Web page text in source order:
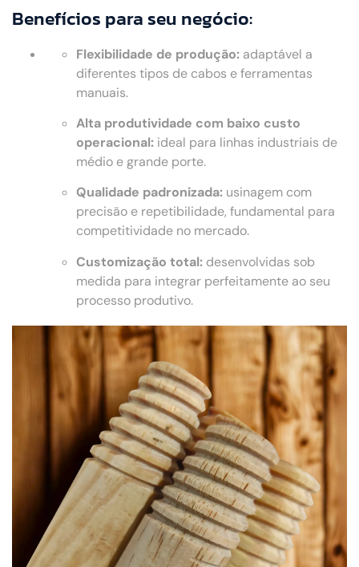
Benefícios para seu negócio:
Flexibilidade de produção: adaptável a
diferentes tipos de cabos e ferramentas
manuais.
Alta produtividade com baixo custo
operacional: ideal para linhas industriais de
médio e grande porte.
Qualidade padronizada: usinagem com
precisão e repetibilidade, fundamental para
competitividade no mercado.
Customização total: desenvolvidas sob
medida para integrar perfeitamente ao seu
processo produtivo.